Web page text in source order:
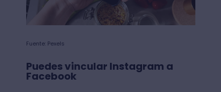
Fuente: Pexels
Puedes vincular Instagram a
Facebook